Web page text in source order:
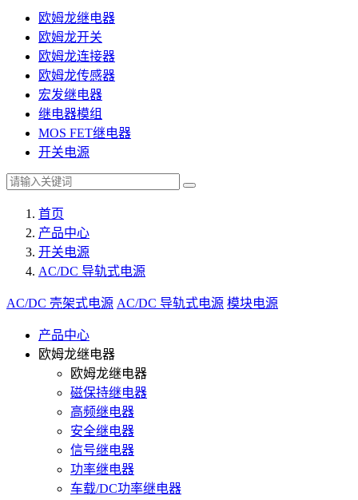
欧姆龙继电器
欧姆龙开关
欧姆龙连接器
欧姆龙传感器
宏发继电器
继电器模组
MOS FET继电器
开关电源
首页
产品中心
开关电源
AC/DC 导轨式电源
AC/DC 壳架式电源 AC/DC 导轨式电源 模块电源
产品中心
欧姆龙继电器
欧姆龙继电器
磁保持继电器
高频继电器
安全继电器
信号继电器
功率继电器
车载/DC功率继电器